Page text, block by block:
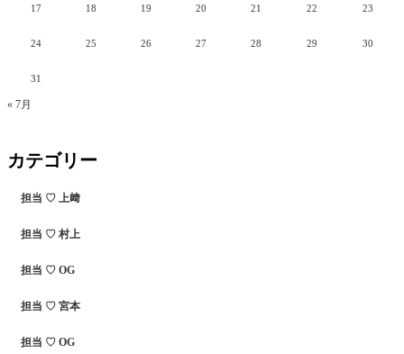
17 18 19 20 21 22 23
24 25 26 27 28 29 30
31
« 7月
カテゴリー
担当 ♡ 上﨑
担当 ♡ 村上
担当 ♡ OG
担当 ♡ 宮本
担当 ♡ OG